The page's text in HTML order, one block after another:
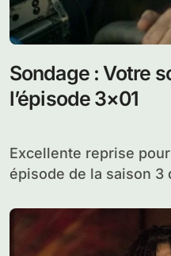
Sondage : Votre
l’épisode 3×01
Excellente reprise pour The 100 avec un premier
épisode de la saison 3